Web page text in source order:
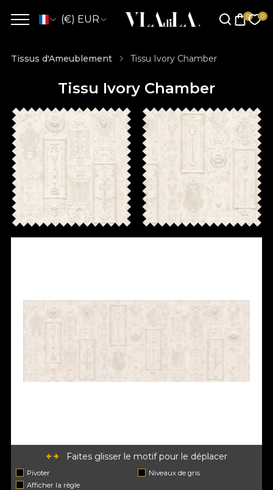
(€) EUR
Tissus d'Ameublement Tissu Ivory Chamber
Tissu Ivory Chamber
Faites glisser le motif pour le déplacer
Pivoter
Niveaux de gris
Afficher la règle